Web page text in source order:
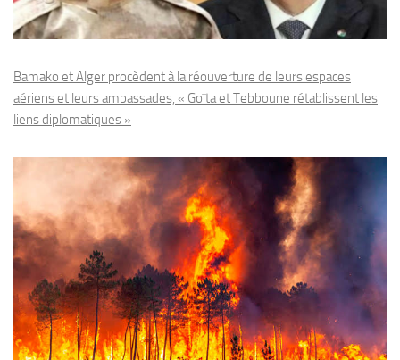
Bamako et Alger procèdent à la réouverture de leurs espaces
aériens et leurs ambassades, « Goïta et Tebboune rétablissent les
liens diplomatiques »